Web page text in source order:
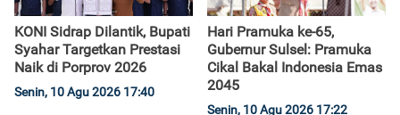
KONI Sidrap Dilantik, Bupati
Syahar Targetkan Prestasi
Naik di Porprov 2026
Senin, 10 Agu 2026 17:40
Hari Pramuka ke-65,
Gubernur Sulsel: Pramuka
Cikal Bakal Indonesia Emas
2045
Senin, 10 Agu 2026 17:22